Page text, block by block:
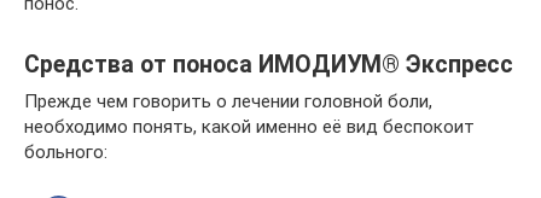
Средства от поноса ИМОДИУМ® Экспресс
Прежде чем говорить о лечении головной боли,
необходимо понять, какой именно её вид беспокоит
больного: